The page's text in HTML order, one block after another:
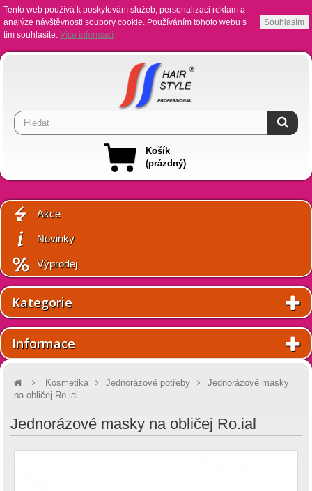
Tento web používá k poskytování služeb, personalizaci reklam a
analýze návštěvnosti soubory cookie. Používáním tohoto webu s
tím souhlasíte. Více informací
Souhlasím
Košík
(prázdný)
Akce
Novinky
Výprodej
Kategorie
Informace
Kosmetika Jednorázové potřeby
Jednorázové masky
na obličej Ro.ial
Jednorázové masky na obličej Ro.ial